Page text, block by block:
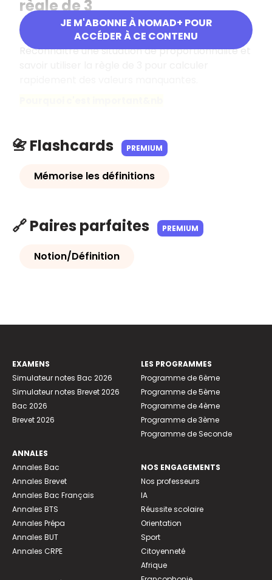
JE M'ABONNE À NOMAD+ POUR
ACCÉDER À CE CONTENU
règle de 3
Objectif
Reconnaître une situation de proportionnalité et
📇 Flashcards PREMIUM
Mémorise les définitions
🔗 Paires parfaites PREMIUM
Notion/Définition
EXAMENS
Simulateur notes Bac 2026
Simulateur notes Brevet 2026
Bac 2026
Brevet 2026
ANNALES
Annales Bac
Annales Brevet
Annales Bac Français
Annales BTS
Annales Prépa
Annales BUT
Annales CRPE
LES PROGRAMMES
Programme de 6ème
Programme de 5ème
Programme de 4ème
Programme de 3ème
Programme de Seconde
NOS ENGAGEMENTS
Nos professeurs
IA
Réussite scolaire
Orientation
Sport
Citoyenneté
Afrique